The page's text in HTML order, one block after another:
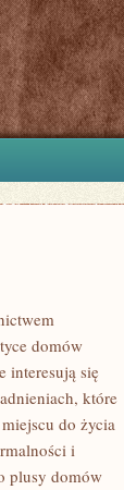
domów
interesują się
które
do życia
i
plusy domów